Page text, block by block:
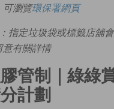
可瀏覽環保署網頁
：指定垃圾袋或標籤店舖
意有關詳情
管制｜綠綠
計劃